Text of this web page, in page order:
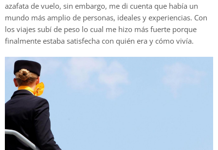
azafata de vuelo, sin embargo, me di cuenta que había un
mundo más amplio de personas, ideales y experiencias. Con
los viajes subí de peso lo cual me hizo más fuerte porque
finalmente estaba satisfecha con quién era y cómo vivía.